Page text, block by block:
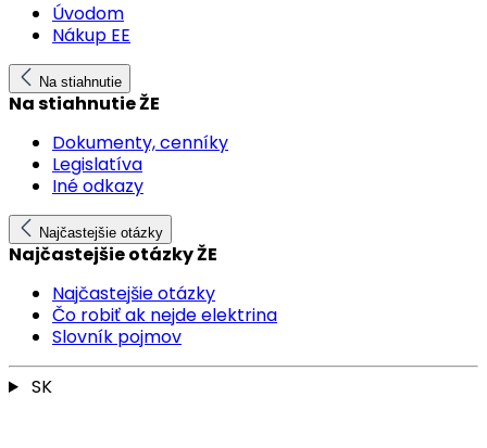
Úvodom
Nákup EE
Na stiahnutie
Na stiahnutie ŽE
Dokumenty, cenníky
Legislatíva
Iné odkazy
Najčastejšie otázky
Najčastejšie otázky ŽE
Najčastejšie otázky
Čo robiť ak nejde elektrina
Slovník pojmov
SK